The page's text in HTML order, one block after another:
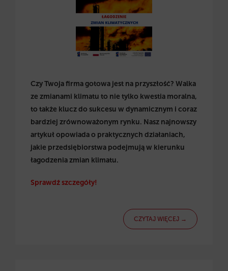
Czy Twoja firma gotowa jest na przyszłość? Walka
ze zmianami klimatu to nie tylko kwestia moralna,
to także klucz do sukcesu w dynamicznym i coraz
bardziej zrównoważonym rynku. Nasz najnowszy
artykuł opowiada o praktycznych działaniach,
jakie przedsiębiorstwa podejmują w kierunku
łagodzenia zmian klimatu.
Sprawdź szczegóły!
CZYTAJ WIĘCEJ →